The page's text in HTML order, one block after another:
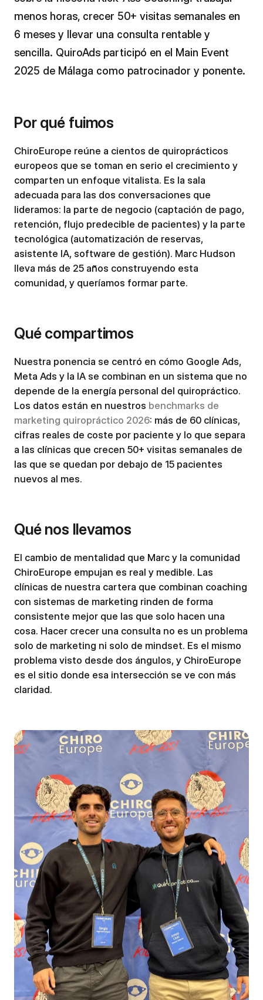
menos horas, crecer 50+ visitas semanales en
6 meses y llevar una consulta rentable y
sencilla. QuiroAds participó en el Main Event
2025 de Málaga como patrocinador y ponente.
Por qué fuimos
ChiroEurope reúne a cientos de quiroprácticos
europeos que se toman en serio el crecimiento y
comparten un enfoque vitalista. Es la sala
adecuada para las dos conversaciones que
lideramos: la parte de negocio (captación de pago,
retención, flujo predecible de pacientes) y la parte
tecnológica (automatización de reservas,
asistente IA, software de gestión). Marc Hudson
lleva más de 25 años construyendo esta
comunidad, y queríamos formar parte.
Qué compartimos
Nuestra ponencia se centró en cómo Google Ads,
Meta Ads y la IA se combinan en un sistema que no
depende de la energía personal del quiropráctico.
Los datos están en nuestros benchmarks de
marketing quiropráctico 2026: más de 60 clínicas,
cifras reales de coste por paciente y lo que separa
a las clínicas que crecen 50+ visitas semanales de
las que se quedan por debajo de 15 pacientes
nuevos al mes.
Qué nos llevamos
El cambio de mentalidad que Marc y la comunidad
ChiroEurope empujan es real y medible. Las
clínicas de nuestra cartera que combinan coaching
con sistemas de marketing rinden de forma
consistente mejor que las que solo hacen una
cosa. Hacer crecer una consulta no es un problema
solo de marketing ni solo de mindset. Es el mismo
problema visto desde dos ángulos, y ChiroEurope
es el sitio donde esa intersección se ve con más
claridad.